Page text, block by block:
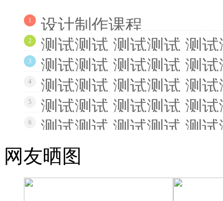
1 设计制作课程
2 测试测试 测试测试 测
3 测试测试 测试测试 测
4 测试测试 测试测试 测
5 测试测试 测试测试 测
6 测试测试 测试测试 测
网友晒图